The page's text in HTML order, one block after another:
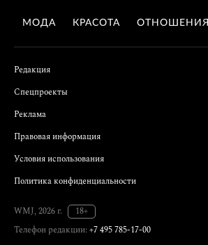
МОДА КРАСОТА ОТНОШЕНИЯ
Редакция
Спецпроекты
Реклама
Правовая информация
Условия использования
Политика конфиденциальности
WMJ, 2026 г.
18+
Телефон редакции: +7 495 785-17-00